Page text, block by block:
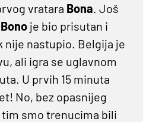
vratara Bona. Još
Bono je bio prisutan i
nije nastupio. Belgija je
ali igra se uglavnom
U prvih 15 minuta
No, bez opasnijeg
smo trenucima bili